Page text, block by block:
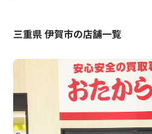
三重県 伊賀市の店舗一覧